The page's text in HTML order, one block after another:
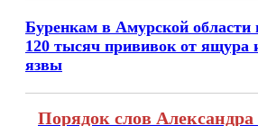
Буренкам в Амурской области
120 тысяч прививок от ящура
язвы
Порядок слов